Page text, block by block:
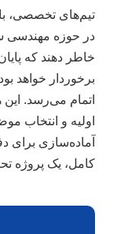
تیم‌های تخصصی،
در حوزه مهندسی
خاطر دهند که
برخوردار خواهد
اتمام می‌رسد.
اولیه و انتخاب
آماده‌سازی برای
کامل، یک پروژه